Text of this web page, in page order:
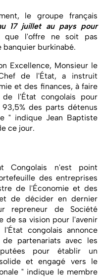
le groupe français
17 juillet au pays pour
l'offre ne soit pas
banquier burkinabé.
Excellence, Monsieur le
de l'État, a instruit
et des finances, à faire
l'État congolais pour
des parts détenus
" indique Jean Baptiste
ce jour.
Congolais n'est point
des entreprises
de l'Économie et des
de décider en dernier
repreneur de Société
de sa vision pour l'avenir
congolais annonce
partenariats avec les
pour établir un
et engagé vers le
" indique le membre